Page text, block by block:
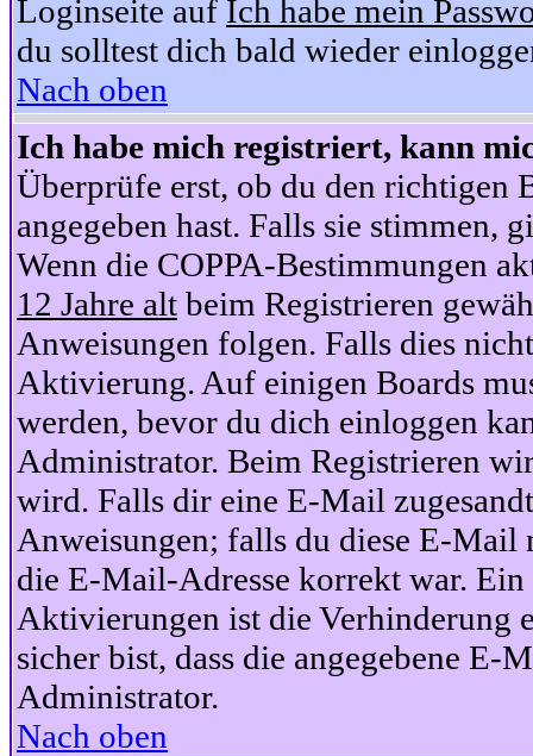
Loginseite auf Ich habe mein
du solltest dich bald wieder
Nach oben
Ich habe mich registriert, kann
Überprüfe erst, ob du den richtigen
angegeben hast. Falls sie stimmen,
Wenn die COPPA-Bestimmungen
12 Jahre alt beim Registrieren
Anweisungen folgen. Falls dies
Aktivierung. Auf einigen Boards
werden, bevor du dich einloggen
Administrator. Beim Registrieren
wird. Falls dir eine E-Mail
Anweisungen; falls du diese E-Mail
die E-Mail-Adresse korrekt war.
Aktivierungen ist die Verhinderung
sicher bist, dass die angegebene
Administrator.
Nach oben